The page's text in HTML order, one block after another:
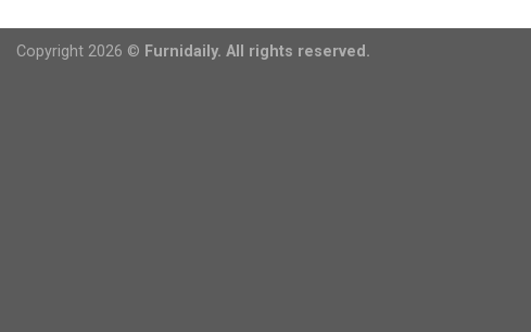
Copyright 2026 © Furnidaily. All rights reserved.